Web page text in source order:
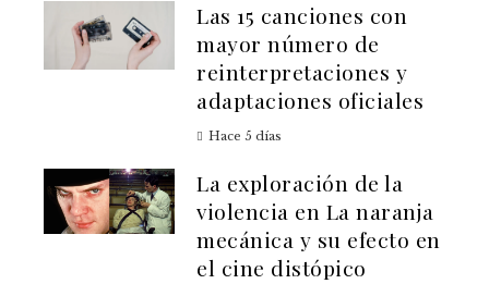
Las 15 canciones con
mayor número de
reinterpretaciones y
adaptaciones oficiales
Hace 5 días
La exploración de la
violencia en La naranja
mecánica y su efecto en
el cine distópico